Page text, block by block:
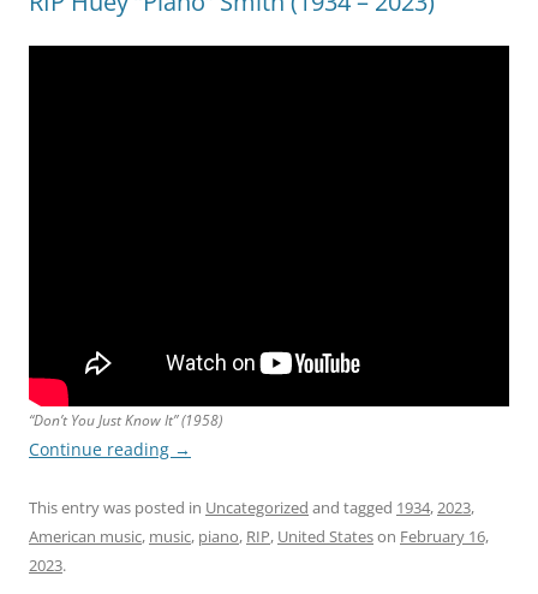
“Don’t You Just Know It” (1958)
Continue reading →
This entry was posted in Uncategorized and tagged 1934,2023,
American music, music, piano, RIP, United Stateson February 16,
2023.